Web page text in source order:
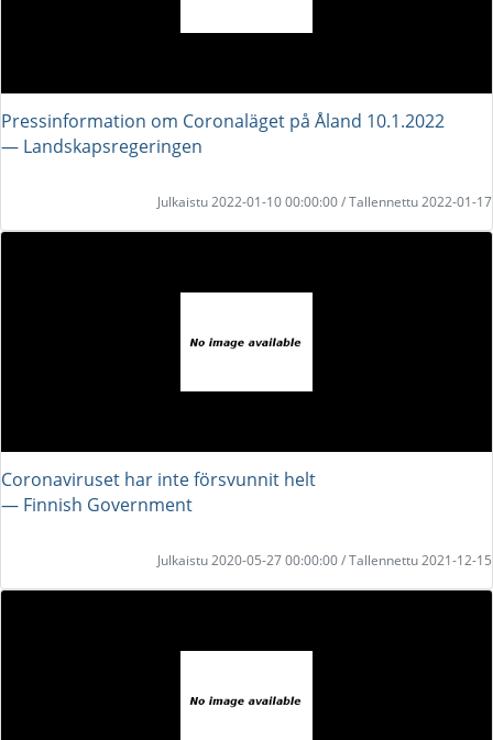
Pressinformation om Coronaläget på Åland 10.1.2022
― Landskapsregeringen
Julkaistu 2022-01-10 00:00:00 / Tallennettu 2022-01-17
Coronaviruset har inte försvunnit helt
― Finnish Government
Julkaistu 2020-05-27 00:00:00 / Tallennettu 2021-12-15